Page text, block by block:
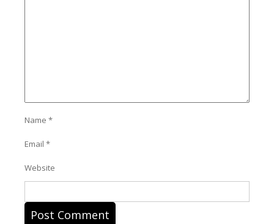
Name *
Email *
Website